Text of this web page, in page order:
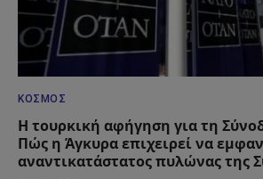
ΚΌΣΜΟΣ
Η τουρκική αφήγηση για τη
Πώς η Άγκυρα επιχειρεί να
αναντικατάστατος πυλώνας της